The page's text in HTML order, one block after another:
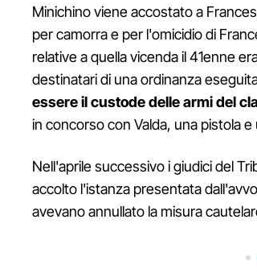
Minichino viene accostato a
per camorra e per l'omicidio di
relative a quella vicenda il 41enne
destinatari di una ordinanza
essere il custode delle armi del
in concorso con Valda, una pistola
Nell'aprile successivo i giudici del
accolto l'istanza presentata
avevano annullato la misura